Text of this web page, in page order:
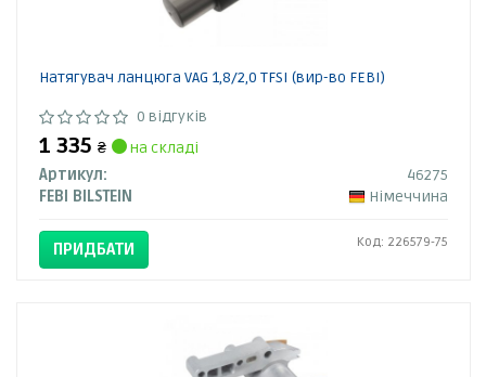
Натягувач ланцюга VAG 1,8/2,0 TFSI (вир-во FEBI)
0 відгуків
1 335 ₴
на складі
Артикул:
46275
FEBI BILSTEIN
Німеччина
ПРИДБАТИ Код: 226579-75